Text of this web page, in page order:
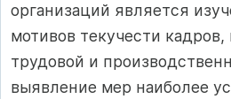
организаций является
мотивов текучести
трудовой и
выявление мер наиболее